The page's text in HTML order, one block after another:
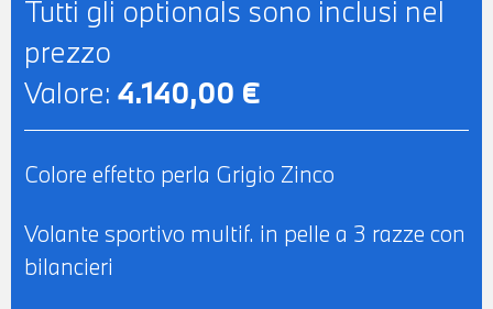
MULTIFUNZIONE - CLIMATIZZATORE
AUTOMATICO BIZONA - VERNICE
PERLATA GRIGIO ZINCO - POSSIBILITA' DI
PROVA - POSSIBILITA' DI PERMUTA -
POSSIBILITA' DI FINANZIAMENTO ANCHE
PER L'INTERO IMPORTO
Tutti gli optionals sono inclusi nel
prezzo
Valore: 4.140,00 €
Colore effetto perla Grigio Zinco
Volante sportivo multif. in pelle a 3 razze con
bilancieri